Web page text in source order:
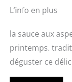
L’info en plus
la sauce aux
printemps.
déguster ce